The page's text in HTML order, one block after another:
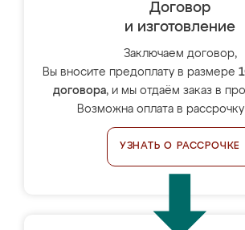
Договор
и изготовление
Заключаем договор,
Вы вносите предоплату в размере
договора, и мы отдаём заказ в
Возможна оплата в
УЗНАТЬ О РАССРОЧКЕ